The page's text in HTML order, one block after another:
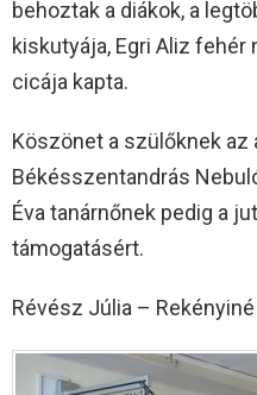
behoztak a diákok, a
kiskutyája, Egri Aliz fehér
cicája kapta.
Köszönet a szülőknek az
Békésszentandrás
Éva tanárnőnek pedig a
támogatásért.
Révész Júlia –